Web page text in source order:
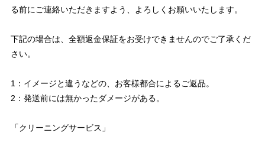
る前にご連絡いただきますよう、よろしくお願いいたします。
下記の場合は、全額返金保証をお受けできませんのでご了承くだ
さい。
1：イメージと違うなどの、お客様都合によるご返品。
2：発送前には無かったダメージがある。
「クリーニングサービス」